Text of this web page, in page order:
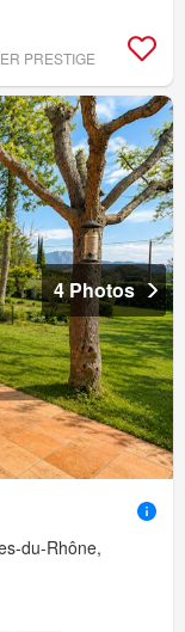
PRESTIGE
4 Photos
du-Rhône,